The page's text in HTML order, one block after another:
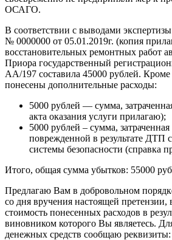
ОСАГО.
В соответствии с выводами
№ 0000000 от 05.01.2019г. (копия
восстановительных ремонтных работ
Приора государственный
АА/197 составила 45000 рублей.
понесены дополнительные расходы:
5000 рублей — сумма,
акта оказания услуги прилагаю);
5000 рублей – сумма,
поврежденной в результате ДТП
системы безопасности (справка
Итого, общая сумма убытков: 55000
Предлагаю Вам в добровольном
со дня вручения настоящей претензии,
стоимость понесенных расходов в
виновником которого Вы являетесь.
денежных средств сообщаю реквизиты: